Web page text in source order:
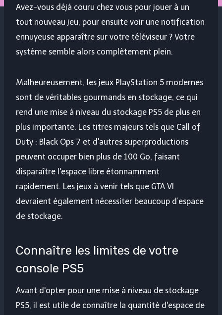
Avez-vous déjà couru chez vous pour jouer à un
tout nouveau jeu, pour ensuite voir une notification
ennuyeuse apparaître sur votre téléviseur ? Votre
système semble alors complètement plein.
Malheureusement, les jeux PlayStation 5 modernes
sont de véritables gourmands en stockage, ce qui
rend une mise à niveau du stockage PS5 de plus en
plus importante. Les titres majeurs tels que Call of
Duty : Black Ops 7 et d'autres superproductions
peuvent occuper bien plus de 100 Go, faisant
disparaître l'espace libre étonnamment
rapidement. Les jeux à venir tels que GTA VI
devraient également nécessiter beaucoup d’espace
de stockage.
Connaître les limites de votre
console PS5
Avant d'opter pour une mise à niveau de stockage
PS5, il est utile de connaître la quantité d'espace de